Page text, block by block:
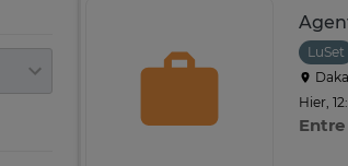
LuSet
Hier,